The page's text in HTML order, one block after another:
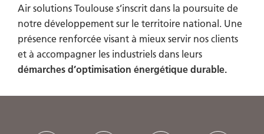
Air solutions Toulouse s’inscrit dans la poursuite de
notre développement sur le territoire national. Une
présence renforcée visant à mieux servir nos clients
et à accompagner les industriels dans leurs
démarches d’optimisation énergétique durable.